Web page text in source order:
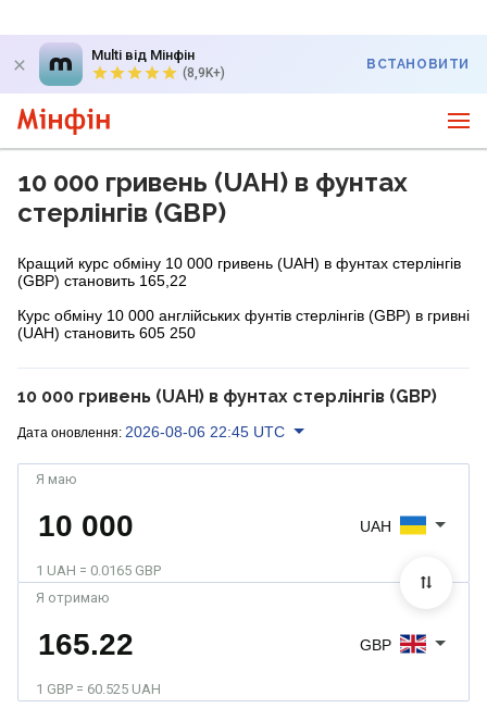
Multi від Мінфін
(8,9K+)
ВСТАНОВИТИ
10 000 гривень (UAH) в фунтах
стерлінгів (GBP)
Кращий курс обміну 10 000 гривень (UAH) в фунтах стерлінгів
(GBP) становить 165,22
Курс обміну 10 000 англійських фунтів стерлінгів (GBP) в гривні
(UAH) становить 605 250
10 000 гривень (UAH) в фунтах стерлінгів (GBP)
Дата оновлення: 2026-08-06 22:45 UTC
Я маю
1 UAH = 0.0165 GBP
UAH
Я отримаю
1 GBP = 60.525 UAH
GBP